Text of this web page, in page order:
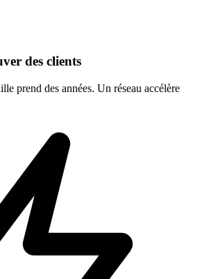
des clients
prend des années. Un réseau accélère